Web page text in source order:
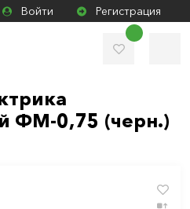
Войти Регистрация
ФМ-0,75 (черн.)